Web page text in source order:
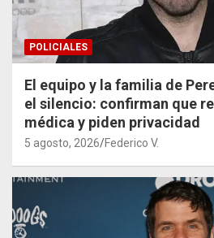
POLICIALES
El equipo y la familia de
el silencio: confirman que
médica y piden privacidad
5 agosto, 2026 Federico V.